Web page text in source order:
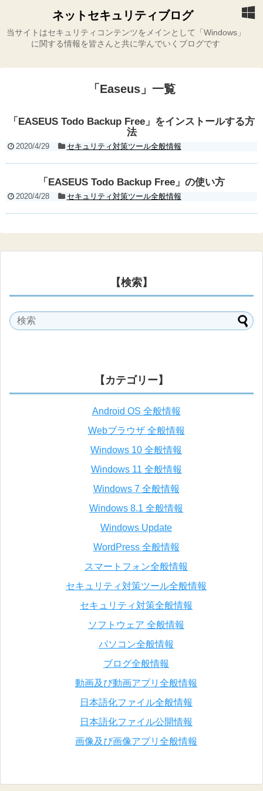
ネットセキュリティブログ
当サイトはセキュリティコンテンツをメインとして「Windows」
に関する情報を皆さんと共に学んでいくブログです
「 Easeus」 一覧
「EASEUS Todo Backup Free」をインストールする方
法
2020/4/29 セキュリティ対策ツール全般情報
「EASEUS Todo Backup Free」の使い方
2020/4/28 セキュリティ対策ツール全般情報
【検索】
【カテゴリー】
Android OS 全般情報
Webブラウザ 全般情報
Windows 10 全般情報
Windows 11 全般情報
Windows 7 全般情報
Windows 8.1 全般情報
Windows Update
WordPress 全般情報
スマートフォン全般情報
セキュリティ対策ツール全般情報
セキュリティ対策全般情報
ソフトウェア 全般情報
パソコン全般情報
ブログ全般情報
動画及び動画アプリ全般情報
日本語化ファイル全般情報
日本語化ファイル公開情報
画像及び画像アプリ全般情報